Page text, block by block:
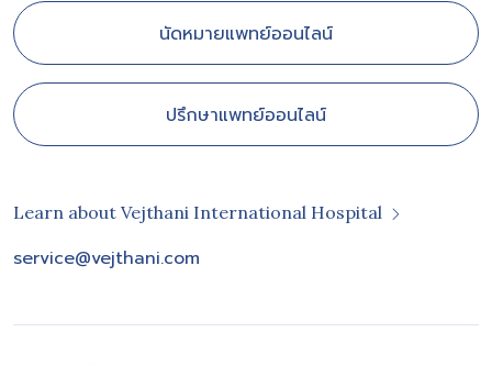
นัดหมายแพทย์ออนไลน์
ปรึกษาแพทย์ออนไลน์
Learn about Vejthani International Hospital
service@vejthani.com